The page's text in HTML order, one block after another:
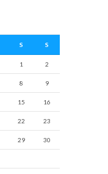
S S
1 2
8 9
15 16
22 23
29 30